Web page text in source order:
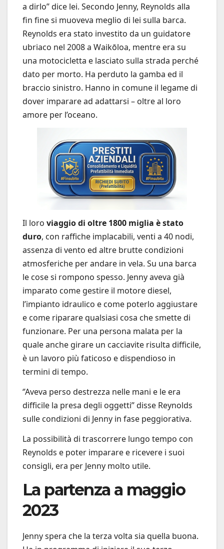
a dirlo’’ dice lei. Secondo Jenny, Reynolds alla
fin fine si muoveva meglio di lei sulla barca.
Reynolds era stato investito da un guidatore
ubriaco nel 2008 a Waikōloa, mentre era su
una motocicletta e lasciato sulla strada perché
dato per morto. Ha perduto la gamba ed il
braccio sinistro. Hanno in comune il legame di
dover imparare ad adattarsi – oltre al loro
amore per l’oceano.
Il loro viaggio di oltre 1800 miglia è stato
duro, con raffiche implacabili, venti a 40 nodi,
assenza di vento ed altre brutte condizioni
atmosferiche per andare in vela. Su una barca
le cose si rompono spesso. Jenny aveva già
imparato come gestire il motore diesel,
l’impianto idraulico e come poterlo aggiustare
e come riparare qualsiasi cosa che smette di
funzionare. Per una persona malata per la
quale anche girare un cacciavite risulta difficile,
è un lavoro più faticoso e dispendioso in
termini di tempo.
‘’Aveva perso destrezza nelle mani e le era
difficile la presa degli oggetti’’ disse Reynolds
sulle condizioni di Jenny in fase peggiorativa.
La possibilità di trascorrere lungo tempo con
Reynolds e poter imparare e ricevere i suoi
consigli, era per Jenny molto utile.
La partenza a maggio
2023
Jenny spera che la terza volta sia quella buona.